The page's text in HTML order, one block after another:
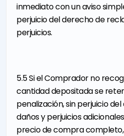
inmediato con un aviso
perjuicio del derecho de
perjuicios.
5.5 Si el Comprador no
cantidad depositada se
penalización, sin perjuicio
daños y perjuicios
precio de compra completo,